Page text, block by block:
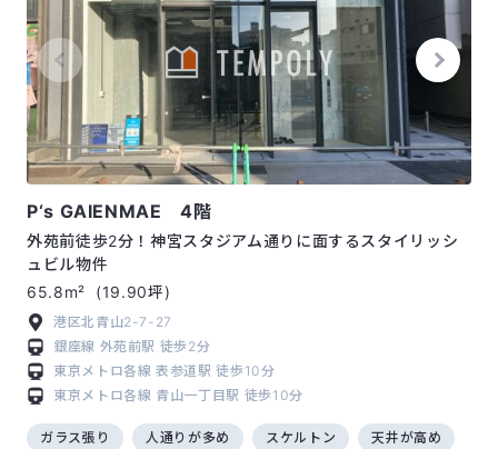
P‘s GAIENMAE 4階
外苑前徒歩2分！神宮スタジアム通りに面するスタイリッシ
ュビル物件
65.8m²
(19.90坪)
港区北青山2-7-27
銀座線 外苑前駅 徒歩2分
東京メトロ各線表参道駅徒歩10分
東京メトロ各線 青山一丁目駅 徒歩10分
ガラス張り 人通りが多め スケルトン 天井が高め